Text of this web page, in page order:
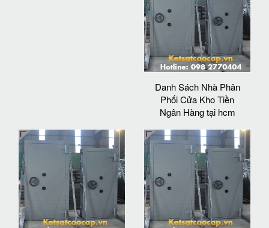
Danh Sách Nhà Phân
Phối Cửa Kho Tiền
Ngân Hàng tại hcm